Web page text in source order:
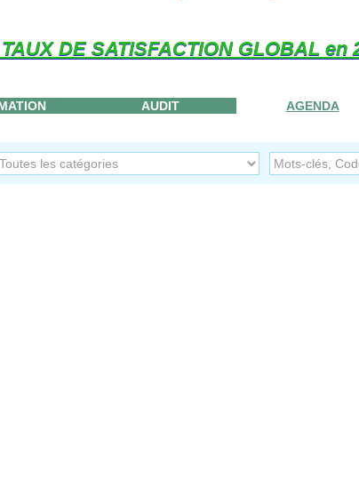
DE SATISFACTION GLOBAL
AUDIT AGENDA